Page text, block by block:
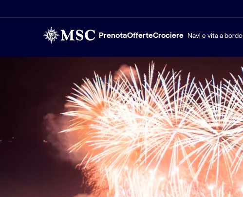
PrenotaOfferteCrociere Navi e vita a bordo